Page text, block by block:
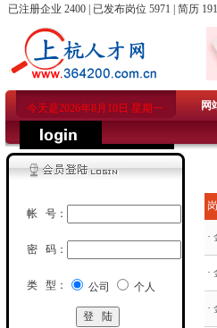
已注册企业 2400 | 已发布岗位 5971 | 简历
今天是2026年8月10日 星期一 网
帐 号：
密 码：
类 型： 公司 个人
·
·
·